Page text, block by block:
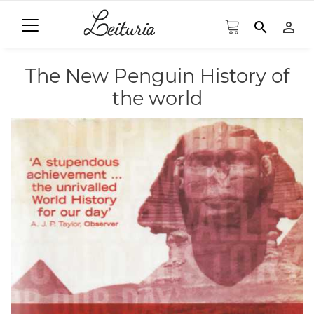
search person_outline
The New Penguin History of
the world